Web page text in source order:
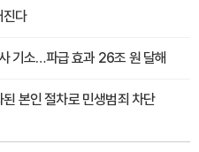
진다
기소…파급 효과 26조 원 달해
본인 절차로 민생범죄 차단